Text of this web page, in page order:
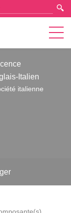
Italien
italienne